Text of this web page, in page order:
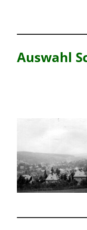
Auswahl